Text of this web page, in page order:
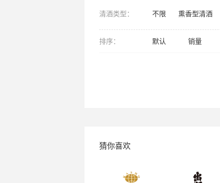
清酒类型： 不限 熏香型清酒
排序： 默认 销量
猜你喜欢